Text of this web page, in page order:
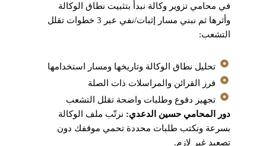
في محامي تزوير وكالة نبدأ بتثبيت نطاق الوكالة
وأثرها ثم نبني مسار إثبات/نفي عبر 3 خطوات تقلل
التشعب:
تحليل نطاق الوكالة وتاريخها ومسار استخدامها
فرز القرائن والمراسلات ذات الصلة
تجهيز دفوع وطلبات واضحة تقلل التشعب
دور المحامي حسين الدعدي: نرتّب ملف الوكالة
بسرعة ونكتب طلبات محددة تحمي موقفك دون
تصعيد غير لازم.